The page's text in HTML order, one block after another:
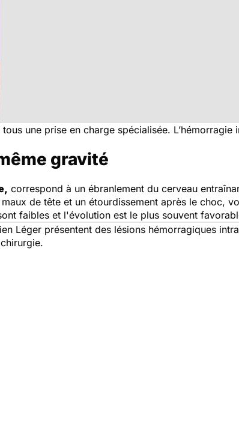
une prise en charge spécialisée. L’hémorragie
gravité
correspond à un ébranlement du cerveau
de tête et un étourdissement après le choc,
faibles et l'évolution est le plus souvent
Léger présentent des lésions hémorragiques